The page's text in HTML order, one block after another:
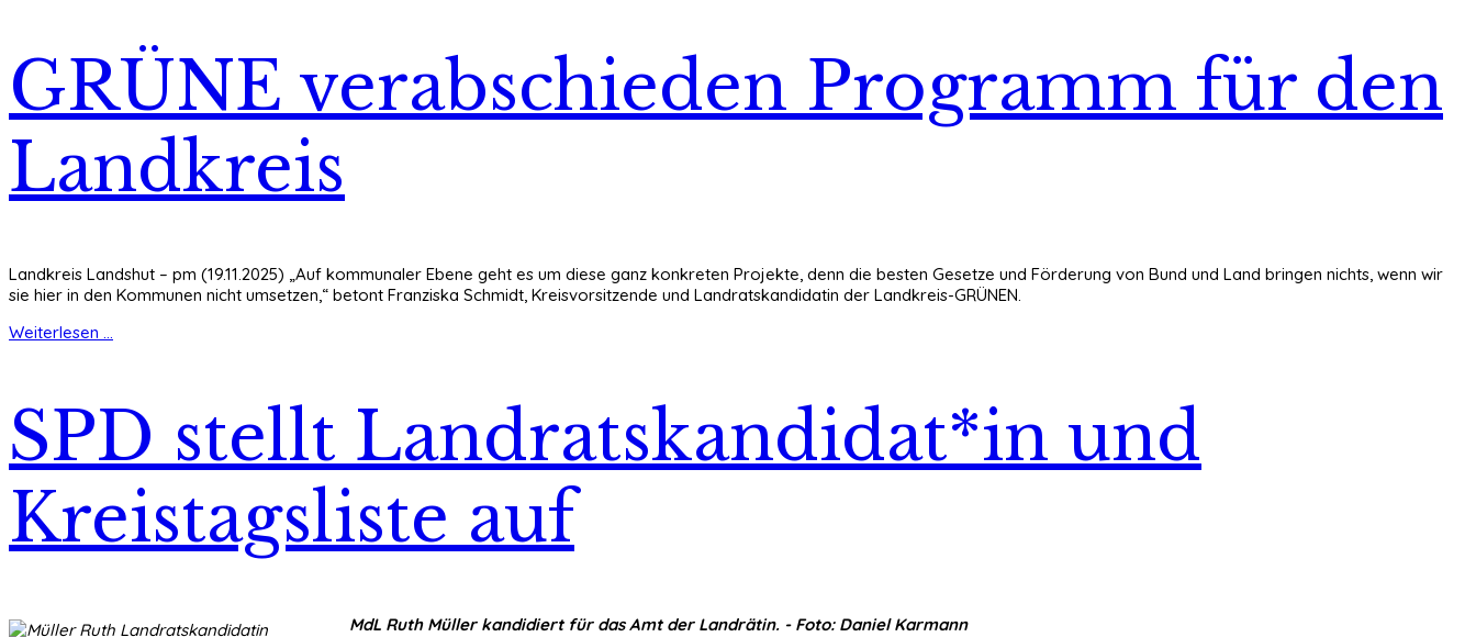
GRÜNE verabschieden Programm für den
Landkreis
Landkreis Landshut – pm (19.11.2025) „Auf kommunaler Ebene geht es um diese ganz konkreten Projekte, denn die besten Gesetze und Förderung von Bund und Land bringen nichts, wenn wir
sie hier in den Kommunen nicht umsetzen,“ betont Franziska Schmidt, Kreisvorsitzende und Landratskandidatin der Landkreis-GRÜNEN.
Weiterlesen ...
SPD stellt Landratskandidat*in und
Kreistagsliste auf
MdL Ruth Müller kandidiert für das Amt der Landrätin. - Foto: Daniel Karmann